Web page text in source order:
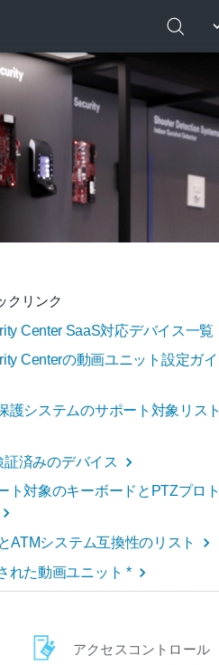
クリンク
Center SaaS対応デバイス一覧
Centerの動画ユニット設定ガイ
護システムのサポート対象リスト
証済みのデバイス
ト対象のキーボードとPTZプロト
ATMシステム互換性のリスト
れた動画ユニット *
アクセスコントロール